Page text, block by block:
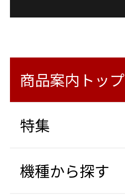
商品案内トップ
特集
機種から探す